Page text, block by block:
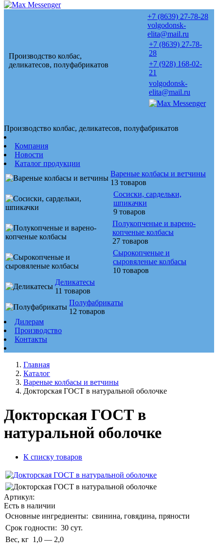
Производство колбас,
деликатесов, полуфабрикатов
+7 (8639) 27-78-28
volgodonsk-
elita@mail.ru
+7 (8639) 27-78-
28
+7 (928) 168-02-
21
volgodonsk-
elita@mail.ru
Производство колбас, деликатесов, полуфабрикатов
Компания
Новости
Каталог продукции
Вареные колбасы и ветчины
13 товаров
Сосиски, сардельки,
шпикачки
9 товаров
Полукопченые и варено-
копченые колбасы
27 товаров
Сырокопченые и
сыровяленые колбасы
10 товаров
Деликатесы
11 товаров
Полуфабрикаты
12 товаров
Дилерам
Производство
Контакты
Главная
Каталог
Вареные колбасы и ветчины
Докторская ГОСТ в натуральной оболочке
Докторская ГОСТ в
натуральной оболочке
К списку товаров
Артикул:
Есть в наличии
Основные ингредиенты: свинина, говядина, пряности
Срок годности: 30 сут.
Вес, кг 1,0 — 2,0